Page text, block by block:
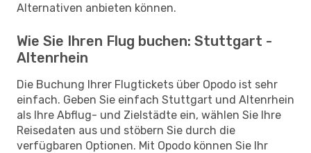
Alternativen anbieten können.
Wie Sie Ihren Flug buchen: Stuttgart -
Altenrhein
Die Buchung Ihrer Flugtickets über Opodo ist sehr
einfach. Geben Sie einfach Stuttgart und Altenrhein
als Ihre Abflug- und Zielstädte ein, wählen Sie Ihre
Reisedaten aus und stöbern Sie durch die
verfügbaren Optionen. Mit Opodo können Sie Ihr